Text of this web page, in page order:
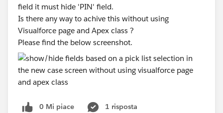
field it must hide 'PIN' field.
Is there any way to achive this without using
Visualforce page and Apex class ?
Please find the below screenshot.
0 Mi piace
1 risposta